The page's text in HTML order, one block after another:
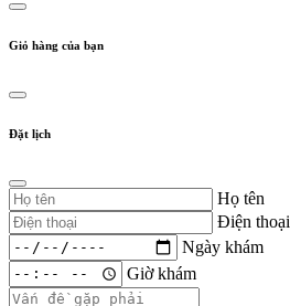
Giỏ hàng của bạn
Đặt lịch
Họ tên
Điện thoại
Ngày khám
Giờ khám